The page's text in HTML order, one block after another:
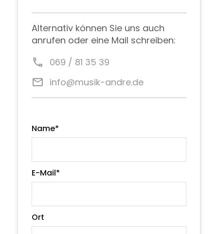
Alternativ können Sie uns auch
anrufen oder eine Mail schreiben:
call
069 / 81 35 39
email info@musik-andre.de
Name*
E-Mail*
Ort